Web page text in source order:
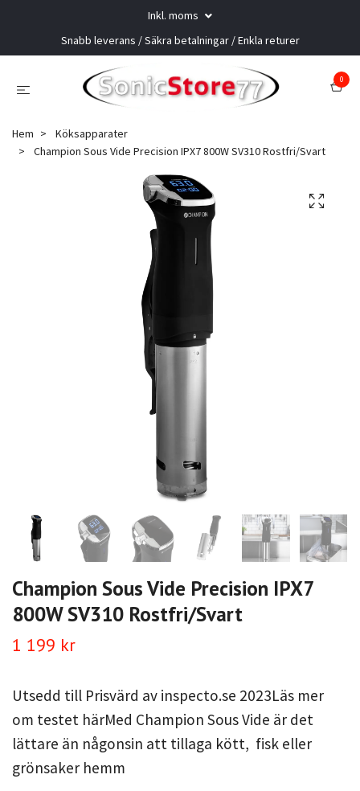
Inkl. moms
Snabb leverans / Säkra betalningar / Enkla returer
0
Hem
Köksapparater
Champion Sous Vide Precision IPX7 800W SV310 Rostfri/Svart
Champion Sous Vide Precision IPX7
800W SV310 Rostfri/Svart
1 199 kr
Utsedd till Prisvärd av inspecto.se 2023Läs mer
om testet härMed Champion Sous Vide är det
lättare än någonsin att tillaga kött, fisk eller
grönsaker hemm